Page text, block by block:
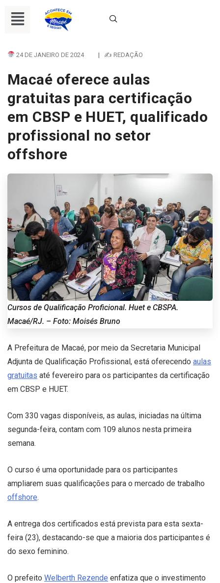
24 DE JANEIRO DE 2024 | ✍ REDAÇÃO
Macaé oferece aulas
gratuitas para certificação
em CBSP e HUET, qualificado
profissional no setor
offshore
Cursos de Qualificação Proficional. Huet e CBSPA.
Macaé/RJ. – Foto: Moisés Bruno
A Prefeitura de Macaé, por meio da Secretaria Municipal
Adjunta de Qualificação Profissional, está oferecendo aulas
gratuitas até fevereiro para os participantes da certificação
em CBSP e HUET.
Com 330 vagas disponíveis, as aulas, iniciadas na última
segunda-feira, contam com 109 alunos nesta primeira
semana.
O curso é uma oportunidade para os participantes
ampliarem suas qualificações para o mercado de trabalho
offshore.
A entrega dos certificados está prevista para esta sexta-
feira (23), destacando-se que a maioria dos participantes é
do sexo feminino.
O prefeito Welberth Rezende enfatiza que o investimento